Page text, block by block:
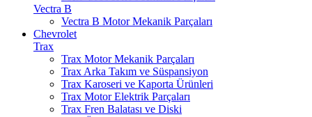
Vectra B
Vectra B Motor Mekanik Parçaları
Chevrolet
Trax
Trax Motor Mekanik Parçaları
Trax Arka Takım ve Süspansiyon
Trax Karoseri ve Kaporta Ürünleri
Trax Motor Elektrik Parçaları
Trax Fren Balatası ve Diski